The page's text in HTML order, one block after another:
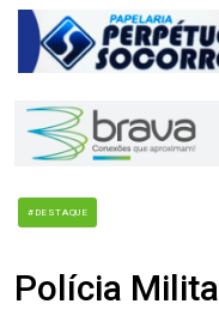
#DESTAQUE
Polícia